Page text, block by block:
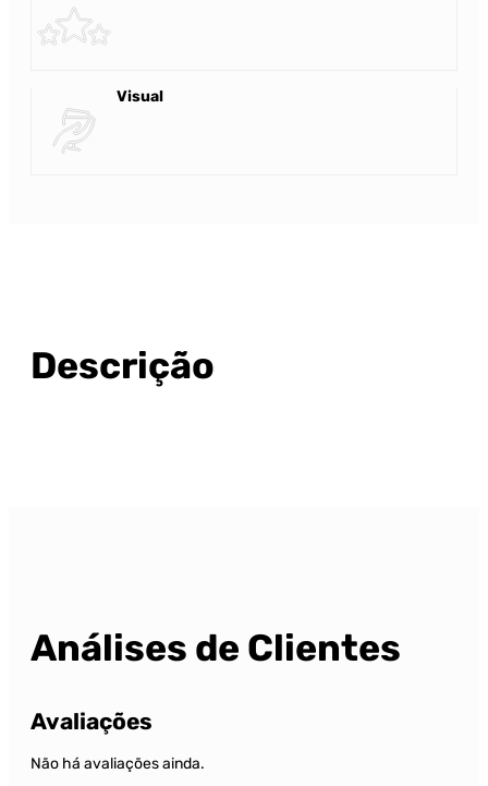
Visual
Descrição
Análises de Clientes
Avaliações
Não há avaliações ainda.